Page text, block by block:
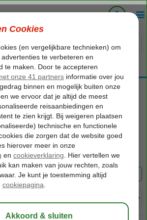
als thuiskomen...
FILTER 7 AANBIEDINGEN